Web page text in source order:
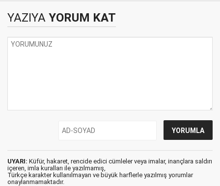
YAZIYA YORUM KAT
UYARI: Küfür, hakaret, rencide edici cümleler veya imalar, inançlara saldırı
içeren, imla kuralları ile yazılmamış,
Türkçe karakter kullanılmayan ve büyük harflerle yazılmış yorumlar
onaylanmamaktadır.